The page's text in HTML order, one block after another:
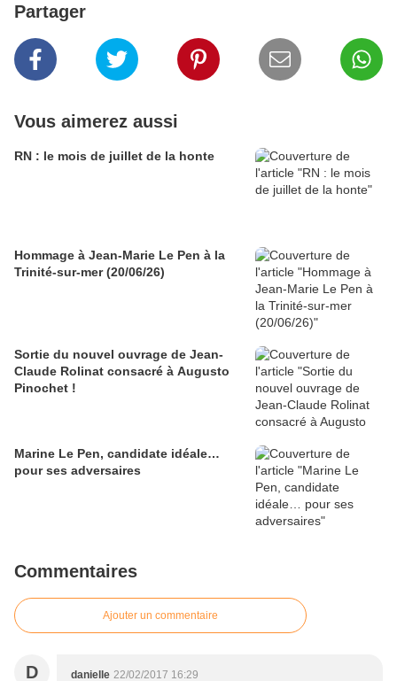
Partager
Vous aimerez aussi
RN : le mois de juillet de la honte
Hommage à Jean-Marie Le Pen à la
Trinité-sur-mer (20/06/26)
Sortie du nouvel ouvrage de Jean-
Claude Rolinat consacré à Augusto
Pinochet !
Marine Le Pen, candidate idéale…
pour ses adversaires
Commentaires
Ajouter un commentaire
D danielle 22/02/2017 16:29